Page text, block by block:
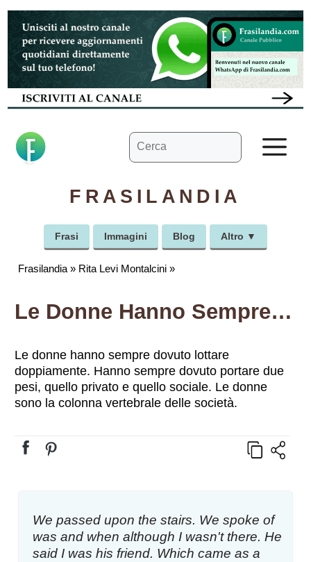
Vai
contenuto
Ricerca
per:
FRASILANDIA
Frasi Immagini Blog Altro ▼
Frasilandia » Rita Levi Montalcini »
Le Donne Hanno Sempre Dovuto Lottare Doppiamente. Hanno Sempre Dovuto Portare Due Pesi, Quello Privato E Quello Sociale. Le Donne Sono La Colonna Vertebrale Delle Società.
Le donne hanno sempre dovuto lottare
doppiamente. Hanno sempre dovuto portare due
pesi, quello privato e quello sociale. Le donne
sono la colonna vertebrale delle società.
We passed upon the stairs. We spoke of
was and when although I wasn't there. He
said I was his friend. Which came as a